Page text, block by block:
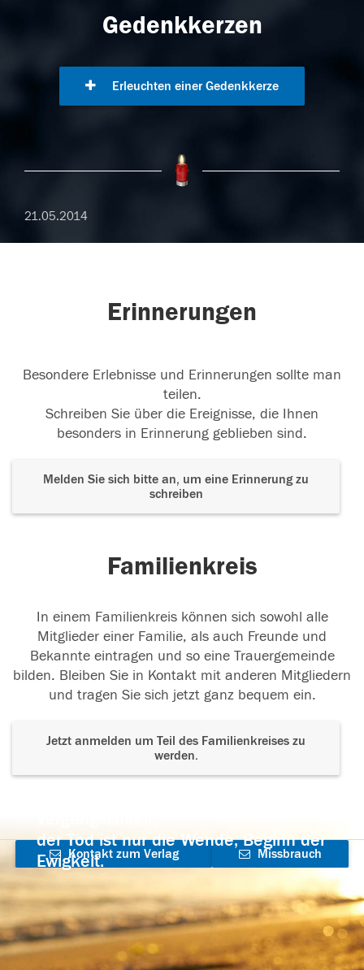
Gedenkkerzen
Erleuchten einer Gedenkkerze
21.05.2014
Erinnerungen
Besondere Erlebnisse und Erinnerungen sollte man
teilen.
Schreiben Sie über die Ereignisse, die Ihnen
besonders in Erinnerung geblieben sind.
Melden Sie sich bitte an, um eine Erinnerung zu
schreiben
Familienkreis
In einem Familienkreis können sich sowohl alle
Mitglieder einer Familie, als auch Freunde und
Bekannte eintragen und so eine Trauergemeinde
bilden. Bleiben Sie in Kontakt mit anderen Mitgliedern
und tragen Sie sich jetzt ganz bequem ein.
Jetzt anmelden um Teil des Familienkreises zu
werden.
der Tod ist nur die Wende, Beginn der
Ewigkeit.
Kontakt zum Verlag
aufnehmen
Missbrauch